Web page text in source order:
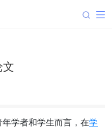
文
学者和学生而言，在学